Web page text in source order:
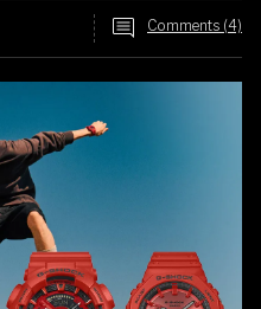
Comments (4)